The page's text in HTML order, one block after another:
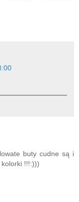
buty cudne są i
!!!:)))